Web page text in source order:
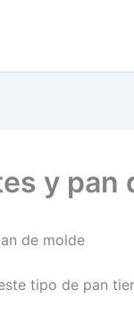
y pan
de molde
tipo de pan